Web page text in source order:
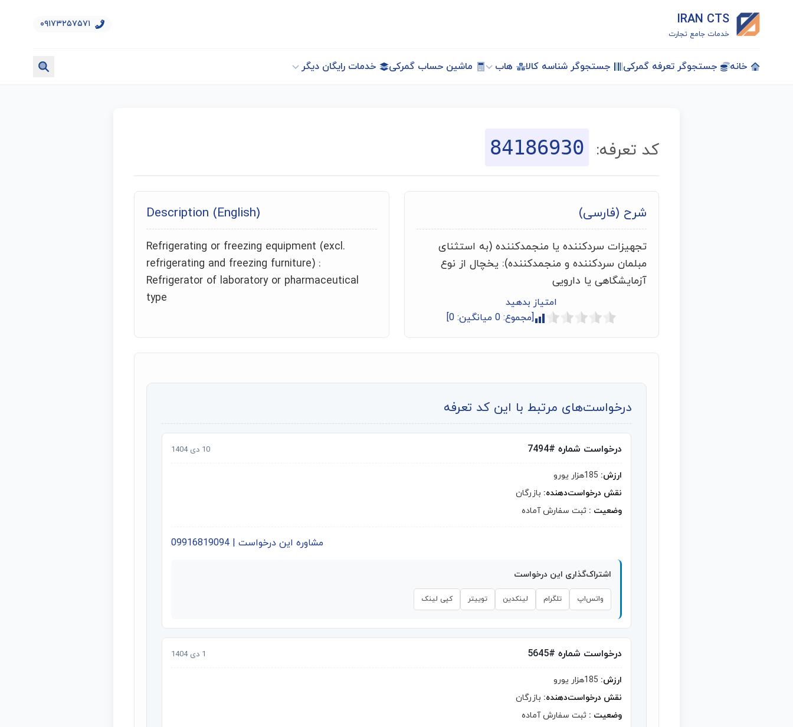
IRAN CTS
خدمات جامع تجارت
۰۹۱۷۳۲۵۷۵۷۱
خانه جستجوگر تعرفه گمرکی جستجوگر شناسه کالا هاب ماشین حساب گمرکی خدمات رایگان دیگر
کد تعرفه: 84186930
شرح (فارسی)
تجهیزات سردکننده یا منجمدکننده (به استثنای
مبلمان سردکننده و منجمدکننده): یخچال از نوع
آزمایشگاهی یا دارویی
امتیاز بدهید
[مجموع:0 میانگین:0
]
Description (English)
Refrigerating or freezing equipment (excl.
refrigerating and freezing furniture) :
Refrigerator of laboratory or pharmaceutical
type
درخواست‌های مرتبط با این کد تعرفه
درخواست شماره #7494 10 دی 1404
ارزش:
نقش درخواست‌دهنده: بازرگان
وضعیت : ثبت سفارش آماده
مشاوره این درخواست | 09916819094
اشتراک‌گذاری این درخواست
واتس‌اپ تلگرام لینکدین توییتر کپی لینک
درخواست شماره #5645 1 دی 1404
ارزش:
نقش درخواست‌دهنده: بازرگان
وضعیت : ثبت سفارش آماده